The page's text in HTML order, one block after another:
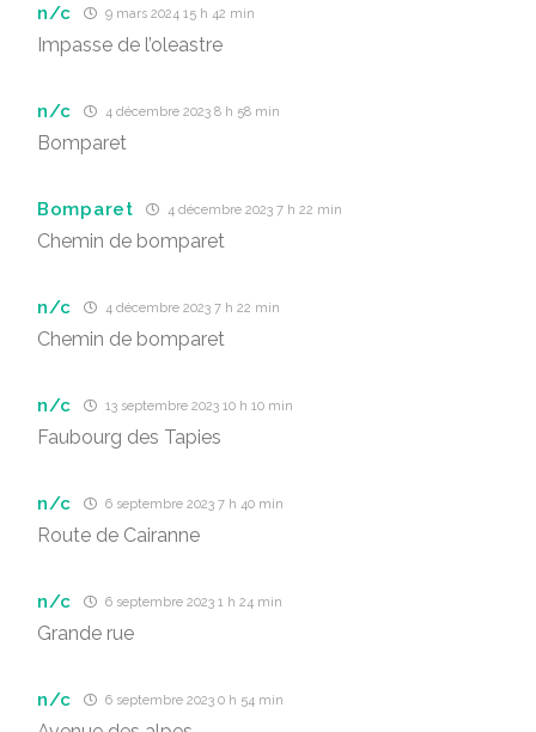
n/c 9 mars 2024 15 h 42 min
Impasse de l’oleastre
n/c 4 décembre 2023 8 h 58 min
Bomparet
Bomparet 4 décembre 2023 7 h 22 min
Chemin de bomparet
n/c 4 décembre 2023 7 h 22 min
Chemin de bomparet
n/c 13 septembre 2023 10 h 10 min
Faubourg des Tapies
n/c 6 septembre 2023 7 h 40 min
Route de Cairanne
n/c 6 septembre 2023 1 h 24 min
Grande rue
n/c 6 septembre 2023 0 h 54 min